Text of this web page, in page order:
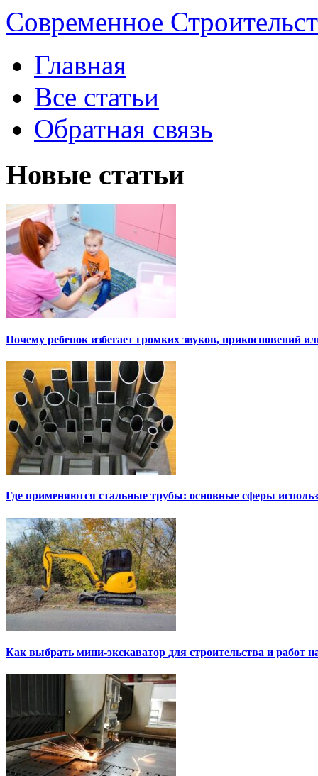
Современное
Главная
Все статьи
Обратная связь
Новые статьи
Почему ребенок избегает громких звуков, прикосновений
Где применяются стальные трубы: основные сферы
Как выбрать мини-экскаватор для строительства и работ